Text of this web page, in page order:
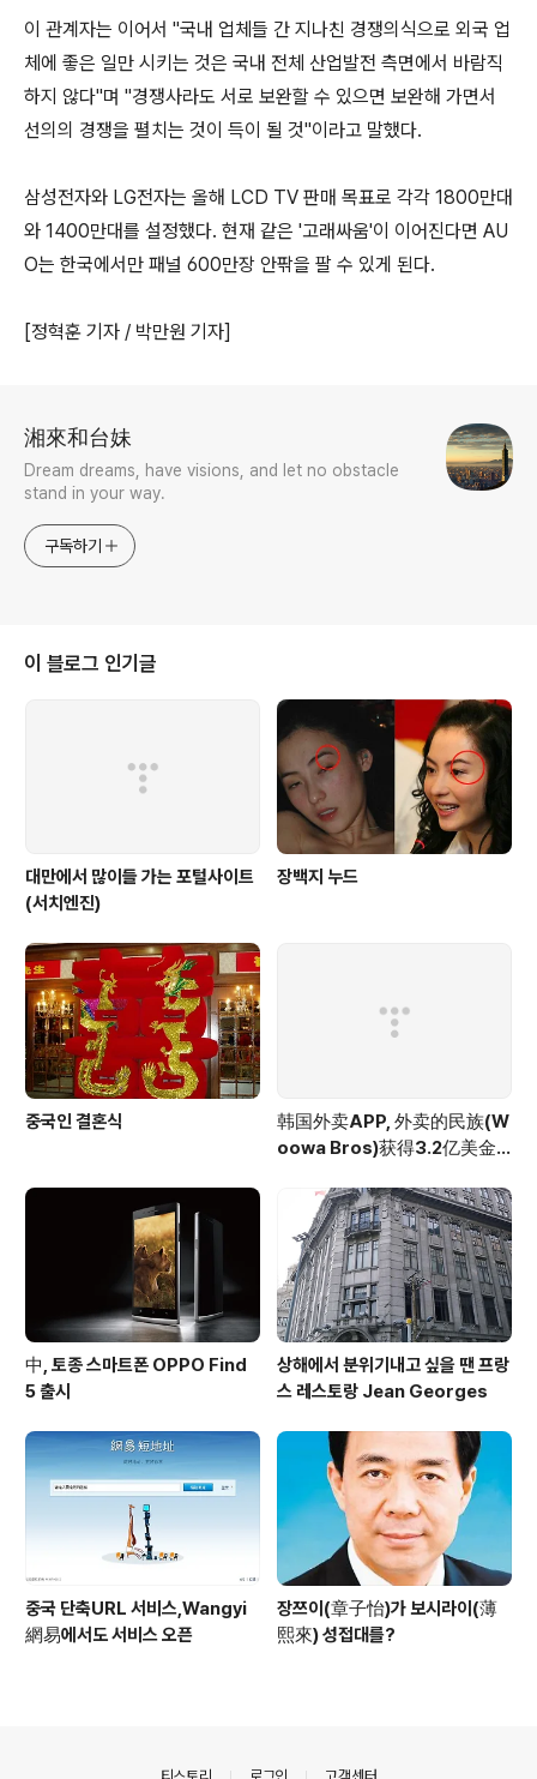
이 관계자는 이어서 "국내 업체들 간 지나친 경쟁의식으로 외국 업
체에 좋은 일만 시키는 것은 국내 전체 산업발전 측면에서 바람직
하지 않다"며 "경쟁사라도 서로 보완할 수 있으면 보완해 가면서
선의의 경쟁을 펼치는 것이 득이 될 것"이라고 말했다.
삼성전자와 LG전자는 올해 LCD TV 판매 목표로 각각 1800만대
와 1400만대를 설정했다. 현재 같은 '고래싸움'이 이어진다면 AU
O는 한국에서만 패널 600만장 안팎을 팔 수 있게 된다.
[정혁훈 기자 / 박만원 기자]
湘來和台妹
Dream dreams, have visions, and let no obstacle
stand in your way.
구독하기
이 블로그 인기글
대만에서 많이들 가는 포털사이트
(서치엔진)
장백지 누드
중국인 결혼식
韩国外卖APP, 外卖的民族(W
oowa Bros)获得3.2亿美金
中, 토종 스마트폰 OPPO Find
5 출시
상해에서 분위기내고 싶을 땐 프랑
스 레스토랑 Jean Georges
중국 단축URL 서비스,Wangyi
網易에서도 서비스 오픈
장쯔이(章子怡)가 보시라이(薄
熙來) 성접대를?